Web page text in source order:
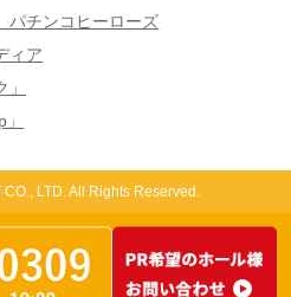
チンコヒーローズ
ィア
LTD. All Rights Reserved.